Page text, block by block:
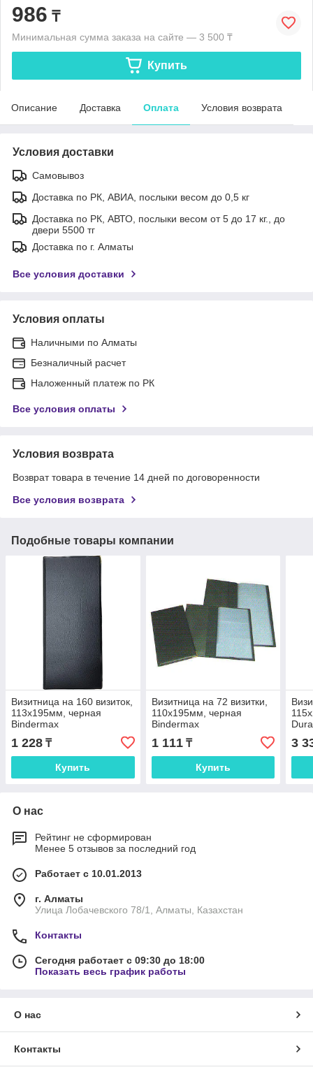
986 ₸
Минимальная сумма заказа на сайте — 3 500 ₸
Купить
Описание Доставка Оплата Условия возврата
Условия доставки
Самовывоз
Доставка по РК, АВИА, послыки весом до 0,5 кг
Доставка по РК, АВТО, послыки весом от 5 до 17 кг., до
двери 5500 тг
Доставка по г. Алматы
Все условия доставки
Условия оплаты
Наличными по Алматы
Безналичный расчет
Наложенный платеж по РК
Все условия оплаты
Условия возврата
Возврат товара в течение 14 дней по договоренности
Все условия возврата
Подобные товары компании
Визитница на 160 визиток,
113x195мм, черная
Bindermax
1 228 ₸
Купить
Визитница на 72 визитки,
110x195мм, черная
Bindermax
1 111₸
Купить
3
О нас
Рейтинг не сформирован
Менее 5 отзывов за последний год
Работает с 10.01.2013
г. Алматы
Улица Лобачевского 78/1, Алматы, Казахстан
Контакты
Сегодня работает с 09:30 до 18:00
Показать весь график работы
О нас
Контакты